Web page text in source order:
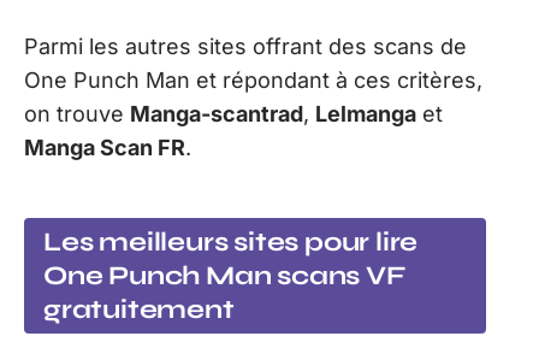
Parmi les autres sites offrant des scans de
One Punch Man et répondant à ces critères,
on trouve Manga-scantrad, Lelmanga et
Manga Scan FR.
Les meilleurs sites pour lire
One Punch Man scans VF
gratuitement